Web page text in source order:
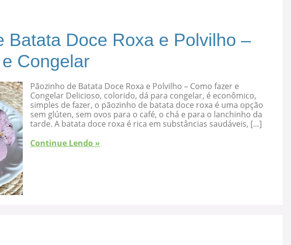
Batata Doce Roxa e Polvilho –
Congelar
Pãozinho de Batata Doce Roxa e Polvilho – Como fazer e
Congelar Delicioso, colorido, dá para congelar, é econômico,
simples de fazer, o pãozinho de batata doce roxa é uma opção
sem glúten, sem ovos para o café, o chá e para o lanchinho da
tarde. A batata doce roxa é rica em substâncias saudáveis, […]
Continue Lendo »